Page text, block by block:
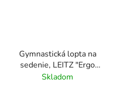
Gymnastická lopta na
sedenie, LEITZ "Ergo
Cosy", zamatová sivá
Skladom